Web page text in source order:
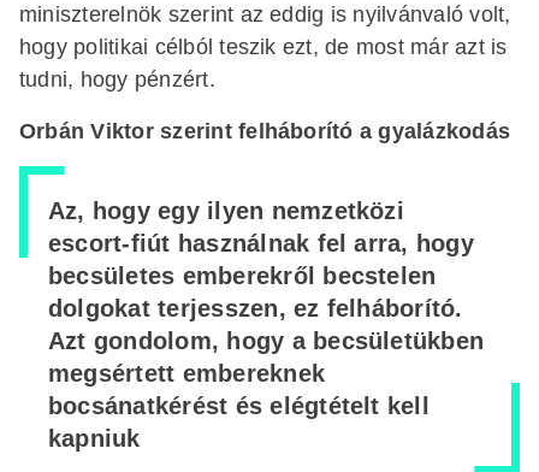
miniszterelnök szerint az eddig is nyilvánvaló volt,
hogy politikai célból teszik ezt, de most már azt is
tudni, hogy pénzért.
Orbán Viktor szerint felháborító a gyalázkodás
Az, hogy egy ilyen nemzetközi
escort-fiút használnak fel arra, hogy
becsületes emberekről becstelen
dolgokat terjesszen, ez felháborító.
Azt gondolom, hogy a becsületükben
megsértett embereknek
bocsánatkérést és elégtételt kell
kapniuk